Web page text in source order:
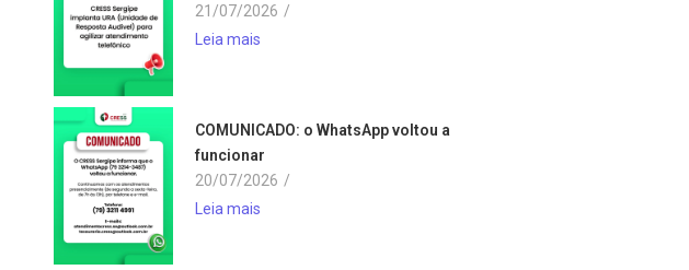
21/07/2026 /
Leia mais
COMUNICADO: o WhatsApp voltou a
funcionar
20/07/2026 /
Leia mais